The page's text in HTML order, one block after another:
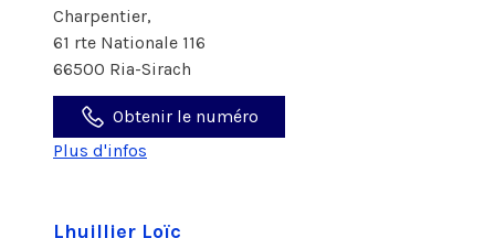
Charpentier,
61 rte Nationale 116
66500 Ria-Sirach
Obtenir le numéro
Plus d'infos
Lhuillier Loïc